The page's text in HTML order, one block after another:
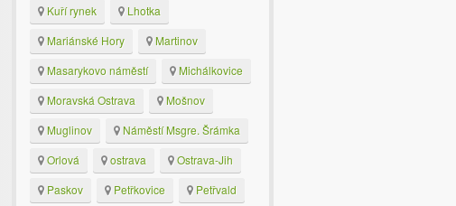
Kuří rynek
Lhotka
Mariánské Hory
Martinov
Masarykovo náměstí
Michálkovice
Moravská Ostrava
Mošnov
Muglinov
Náměstí Msgre. Šrámka
Orlová
ostrava
Ostrava-Jih
Paskov
Petřkovice
Petřvald